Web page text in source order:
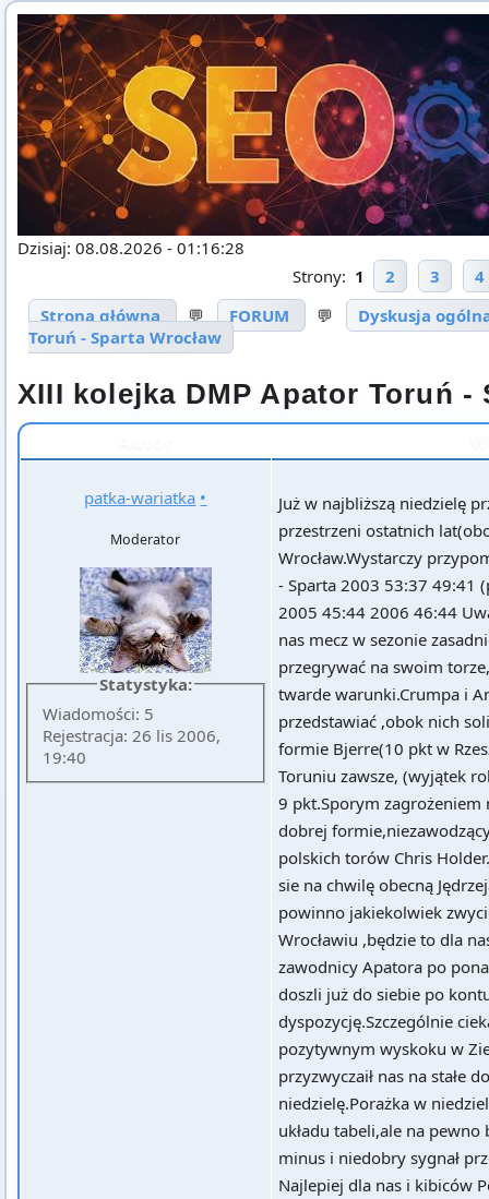
Dzisiaj: 08.08.2026 - 01:16:28
Strony: 1 2 3
4
Strona główna
💬 FORUM 💬
Dyskusja
Toruń - Sparta Wrocław
XIII kolejka DMP Apator Toruń -
patka-wariatka •
Moderator
Statystyka:
Wiadomości: 5
Rejestracja: 26 lis 2006,
19:40
Już w najbliższą niedzielę
przestrzeni ostatnich
Wrocław.Wystarczy
- Sparta 2003 53:37 49:41
2005 45:44 2006 46:44
nas mecz w sezonie
przegrywać na swoim
twarde warunki.Crumpa i
przedstawiać ,obok nich
formie Bjerre(10 pkt w
Toruniu zawsze, (wyjątek
9 pkt.Sporym zagrożeniem
dobrej
polskich torów Chris
sie na chwilę obecną
powinno jakiekolwiek
Wrocławiu ,będzie to dla
zawodnicy Apatora po
doszli już do siebie po
dyspozycję.Szczególnie
pozytywnym wyskoku w
przyzwyczaił nas na stałe
niedzielę.Porażka w
układu tabeli,ale na
minus i niedobry sygnał
Najlepiej dla nas i kibiców